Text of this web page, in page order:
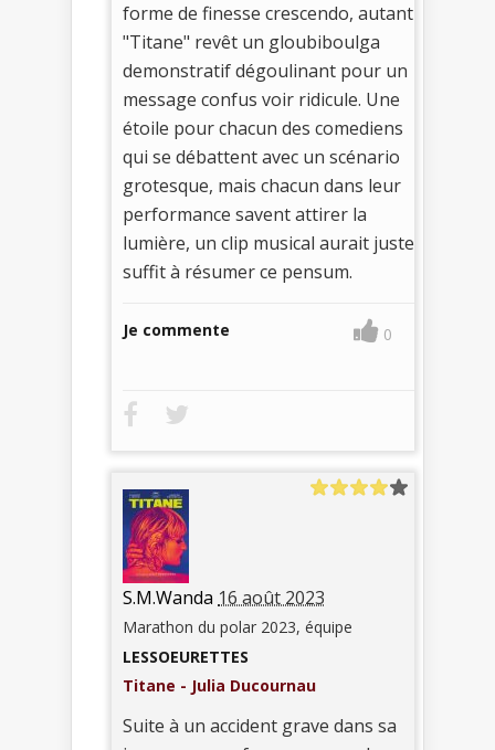
forme de finesse crescendo, autant
"Titane" revêt un gloubiboulga
demonstratif dégoulinant pour un
message confus voir ridicule. Une
étoile pour chacun des comediens
qui se débattent avec un scénario
grotesque, mais chacun dans leur
performance savent attirer la
lumière, un clip musical aurait juste
suffit à résumer ce pensum.
Je commente 0
S.M.Wanda 16 août 2023
Marathon du polar 2023, équipe
LESSOEURETTES
Titane - Julia Ducournau
Suite à un accident grave dans sa